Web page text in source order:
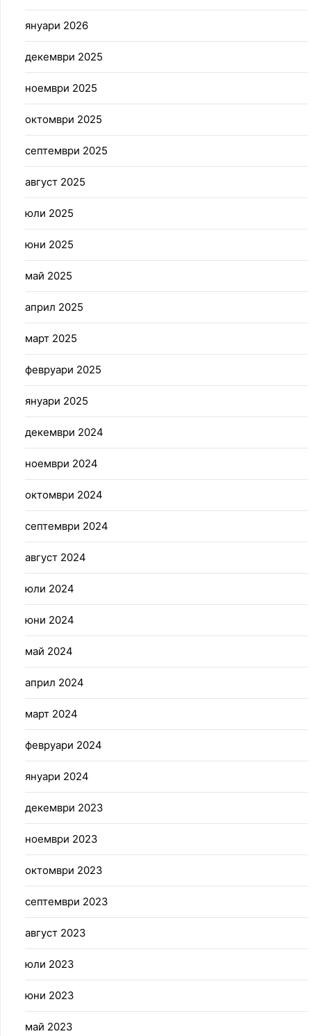
януари 2026
декември 2025
ноември 2025
октомври 2025
септември 2025
август 2025
юли 2025
юни 2025
май 2025
април 2025
март 2025
февруари 2025
януари 2025
декември 2024
ноември 2024
октомври 2024
септември 2024
август 2024
юли 2024
юни 2024
май 2024
април 2024
март 2024
февруари 2024
януари 2024
декември 2023
ноември 2023
октомври 2023
септември 2023
август 2023
юли 2023
юни 2023
май 2023